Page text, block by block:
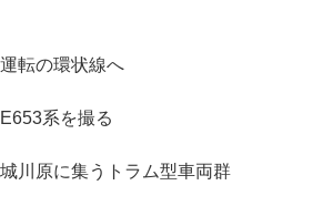
転の環状線へ
系を撮る
川原に集うトラム型車両群